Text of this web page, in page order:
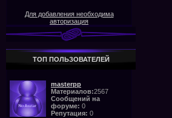
Для добавления необходима
авторизация
ТОП ПОЛЬЗОВАТЕЛЕЙ
masterpp
Материалов:2567
Сообщений на
форуме: 0
Репутация: 0